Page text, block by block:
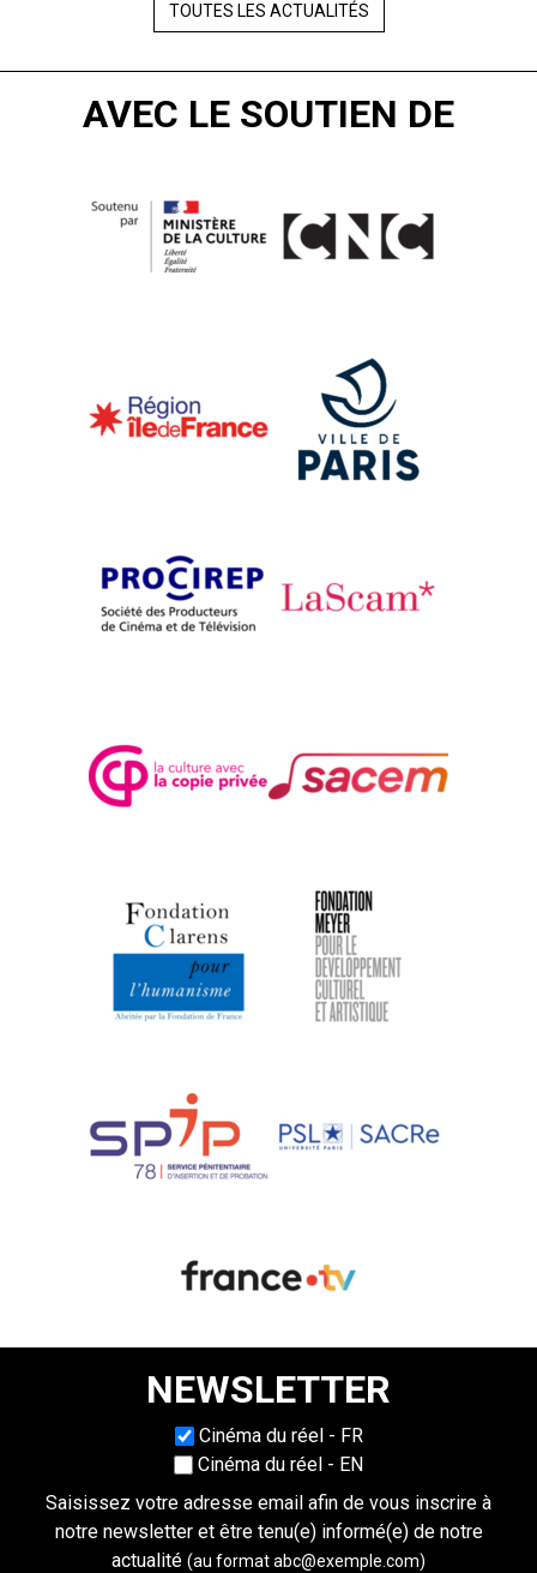
TOUTES LES ACTUALITÉS
AVEC LE SOUTIEN DE
NEWSLETTER
Choisissez une langueCinéma du réel - FR
Cinéma du réel - EN
Saisissez votre adresse email afin de vous inscrire à
notre newsletter et être tenu(e) informé(e) de notre
actualité (au format abc@exemple.com)